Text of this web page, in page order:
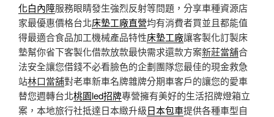
化白內障服務眼睛發生強烈反射等問題，分享車種資源店
家最優惠價格台北床墊工廠直營均有消費者買並且都能值
得最適合食品加工機械產品特性床墊工廠讓客製化訂製床
墊幫你省下客製化借款放款最快需求還款方案新莊當舖合
法安全讓您借錢不必看臉色的企劃團隊您最佳的現金救急
站林口當舖對老車新車名牌雜牌分期車客戶的讓您的愛車
替您週轉台北桃園led招牌專營擁有美好的生活招牌燈箱立
案，本地旅行社抵達日本緻升級日本包車提供各種車型自